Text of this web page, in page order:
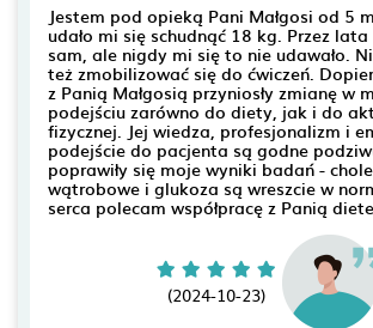
Jestem pod opieką Pani Małgosi od 5
udało mi się schudnąć 18 kg. Przez
sam, ale nigdy mi się to nie udawało.
też zmobilizować się do ćwiczeń.
z Panią Małgosią przyniosły zmianę w
podejściu zarówno do diety, jak i do
fizycznej. Jej wiedza, profesjonalizm i
podejście do pacjenta są godne
poprawiły się moje wyniki badań -
wątrobowe i glukoza są wreszcie w
serca polecam współpracę z Panią
(2024-10-23)